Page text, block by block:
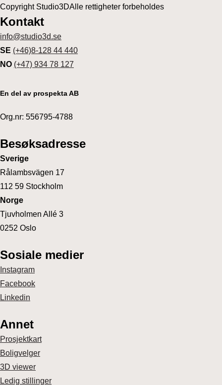
Copyright Studio3DAlle rettigheter forbeholdes
Kontakt
info@studio3d.se
SE (+46)8-128 44 440
NO (+47) 934 78 127
En del av prospekta AB
Org.nr: 556795-4788
Besøksadresse
Sverige
Rålambsvägen 17
112 59 Stockholm
Norge
Tjuvholmen Allé 3
0252 Oslo
Sosiale medier
Instagram
Facebook
Linkedin
Annet
Prosjektkart
Boligvelger
3D viewer
Ledig stillinger